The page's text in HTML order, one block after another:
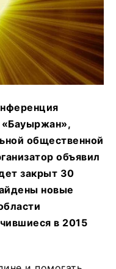
«Бауыржан»,
общественной
объявил
закрыт 30
новые
в 2015